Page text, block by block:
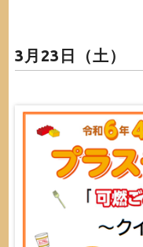
3月23日（土）